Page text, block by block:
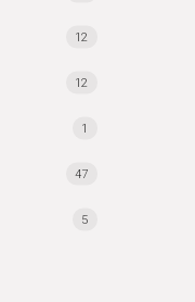
12
12
1
47
5